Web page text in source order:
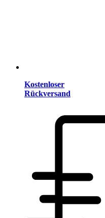
Kostenloser
Rückversand